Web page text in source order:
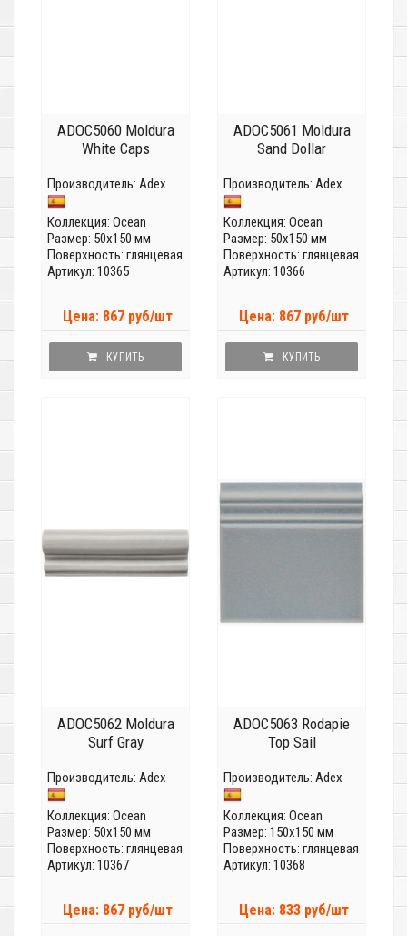
ADOC5060 Moldura
White Caps
Производитель: Adex
Коллекция: Ocean
Размер: 50x150 мм
Поверхность: глянцевая
Артикул: 10365
Цена: 867 руб/шт
КУПИТЬ
ADOC5061 Moldura
Sand Dollar
Производитель: Adex
Коллекция: Ocean
Размер: 50x150 мм
Поверхность: глянцевая
Артикул: 10366
Цена: 867 руб/шт
КУПИТЬ
ADOC5062 Moldura
Surf Gray
Производитель: Adex
Коллекция: Ocean
Размер: 50x150 мм
Поверхность: глянцевая
Артикул: 10367
Цена: 867 руб/шт
ADOC5063 Rodapie
Top Sail
Производитель: Adex
Коллекция: Ocean
Размер: 150x150 мм
Поверхность: глянцевая
Артикул: 10368
Цена: 833 руб/шт